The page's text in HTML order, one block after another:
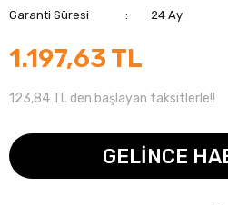
Garanti Süresi
24 Ay
1.197,63 TL
123,84 TL den başlayan taksitlerle!!
GELİNCE